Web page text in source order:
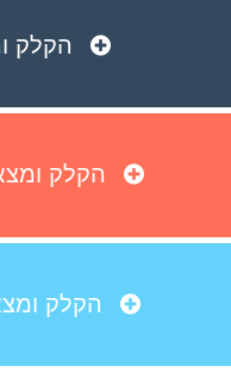
הקלק
הקלק
הקלק